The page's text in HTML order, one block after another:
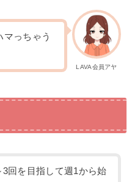
LAVA会員アヤ
マっちゃう
3回を目指して週1から始